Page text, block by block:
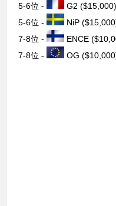
5-6位 -
G2 ($15,000)
5-6位 -
NiP
7-8位 -
ENCE
7-8位 -
OG